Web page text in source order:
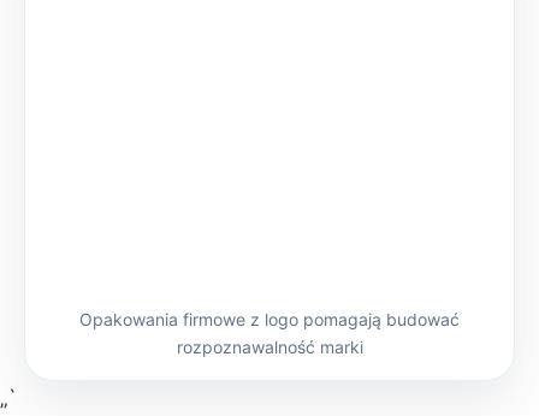
Opakowania firmowe z logo pomagają budować
rozpoznawalność marki
„`